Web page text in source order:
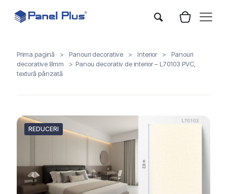
Prima pagină > Panouri decorative > Interior >
Panouri
decorative 8mm
> Panou decorativ de interior – L70103 PVC,
textură pânzată
REDUCERI